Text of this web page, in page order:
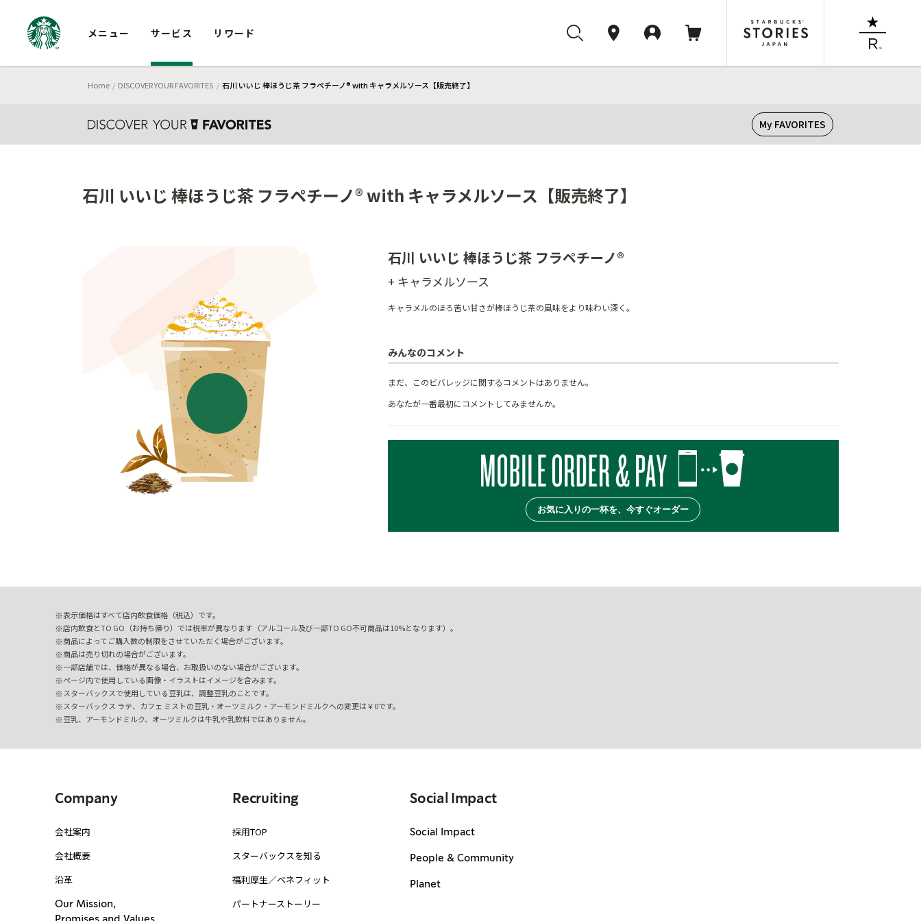
メニュー サービス リワード
Home DISCOVER YOUR FAVORITES 石川 いいじ 棒ほうじ茶 フラペチーノ® with キャラメルソース【販売終了】
My FAVORITES
石川 いいじ 棒ほうじ茶 フラペチーノ® with キャラメルソース【販売終了】
石川 いいじ 棒ほうじ茶 フラペチーノ®
+ キャラメルソース
キャラメルのほろ苦い甘さが棒ほうじ茶の風味をより味わい深く。
みんなのコメント
まだ、このビバレッジに関するコメントはありません。
あなたが一番最初にコメントしてみませんか。
お気に入りの一杯を、今すぐオーダー
表示価格はすべて店内飲食価格（税込）です。
店内飲食とTO GO（お持ち帰り）では税率が異なります（アルコール及び一部TO GO不可商品は10%となります）。
商品によってご購入数の制限をさせていただく場合がございます。
商品は売り切れの場合がございます。
一部店舗では、価格が異なる場合、お取扱いのない場合がございます。
ページ内で使用している画像・イラストはイメージを含みます。
スターバックスで使用している豆乳は、調整豆乳のことです。
スターバックス ラテ、カフェ ミストの豆乳・オーツミルク・アーモンドミルクへの変更は￥0です。
豆乳、アーモンドミルク、オーツミルクは牛乳や乳飲料ではありません。
Company
会社案内
会社概要
沿革
Our Mission,
Recruiting
採用TOP
スターバックスを知る
福利厚生／ベネフィット
パートナーストーリー
Social Impact
Social Impact
People & Community
Planet